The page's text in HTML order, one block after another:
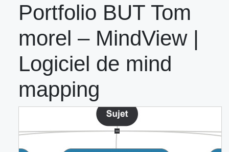
Portfolio BUT Tom
morel – MindView |
Logiciel de mind
mapping